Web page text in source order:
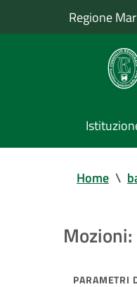
Regione
Home \
PARAMETRI